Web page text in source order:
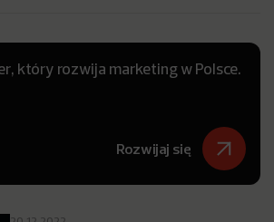
który rozwija marketing w Polsce.
Rozwijaj się